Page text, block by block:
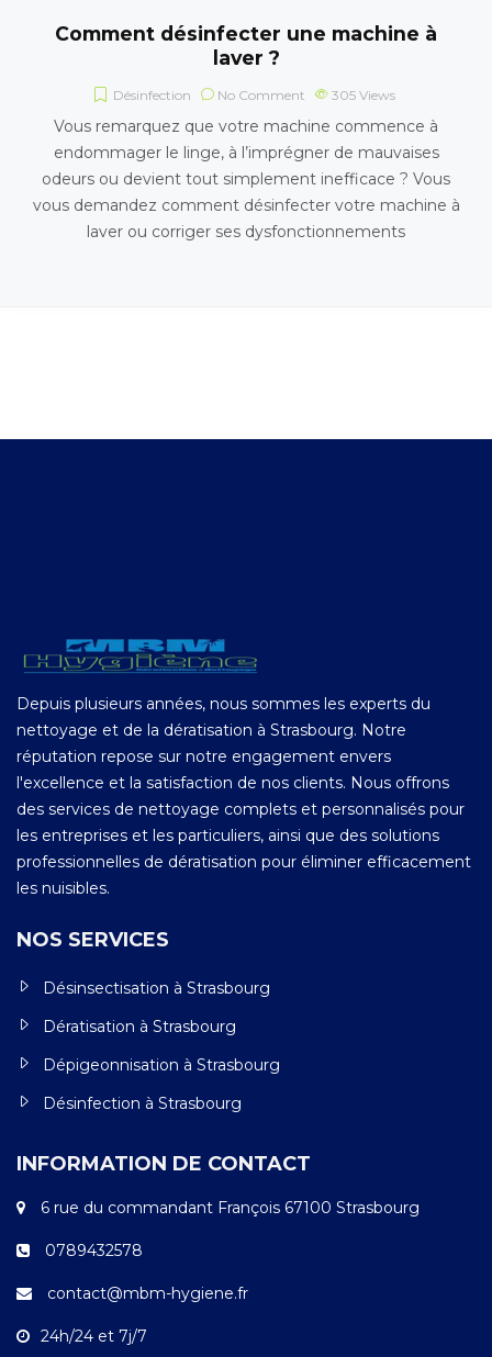
Comment désinfecter une machine à
laver ?
Désinfection No Comment 305 Views
Vous remarquez que votre machine commence à
endommager le linge, à l’imprégner de mauvaises
odeurs ou devient tout simplement inefficace ? Vous
vous demandez comment désinfecter votre machine à
laver ou corriger ses dysfonctionnements
Depuis plusieurs années, nous sommes les experts du
nettoyage et de la dératisation à Strasbourg. Notre
réputation repose sur notre engagement envers
l'excellence et la satisfaction de nos clients. Nous offrons
des services de nettoyage complets et personnalisés pour
les entreprises et les particuliers, ainsi que des solutions
professionnelles de dératisation pour éliminer efficacement
les nuisibles.
NOS SERVICES
Désinsectisation à Strasbourg
Dératisation à Strasbourg
Dépigeonnisation à Strasbourg
Désinfection à Strasbourg
INFORMATION DE CONTACT
6 rue du commandant François 67100 Strasbourg
0789432578
contact@mbm-hygiene.fr
24h/24 et 7j/7